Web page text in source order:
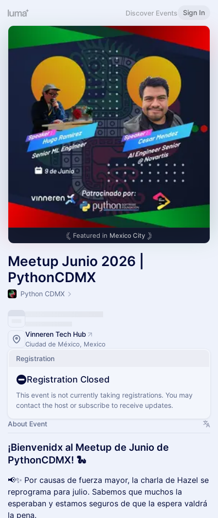
Discover Events Sign In
Featured in Mexico City
Meetup Junio 2026 |
PythonCDMX
Python CDMX
Vinneren Tech Hub
Ciudad de México, Mexico
Registration
Registration Closed
This event is not currently taking registrations. You may
contact the host or subscribe to receive updates.
About Event
¡Bienvenidx al Meetup de Junio de
PythonCDMX! 🐍
📢✨ Por causas de fuerza mayor, la charla de Hazel se
reprograma para julio. Sabemos que muchos la
esperaban y estamos seguros de que la espera valdrá
la pena.